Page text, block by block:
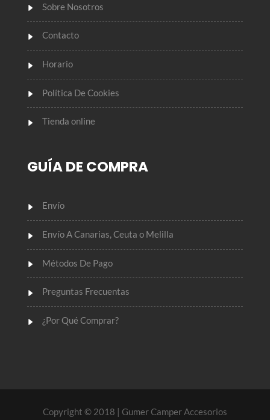
Sobre Nosotros
Contacto
Horario
Política De Cookies
Tienda online
GUÍA DE COMPRA
Envío
Envío A Canarias, Ceuta o Melilla
Métodos De Pago
Preguntas Frecuentas
¿Por Qué Comprar?
Copyright © 2018 | Gumer Camper Accesorios